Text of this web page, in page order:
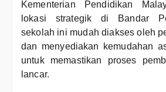
Kementerian Pendidikan
lokasi strategik di Bandar
sekolah ini mudah diakses oleh
dan menyediakan kemudahan
untuk memastikan proses
lancar.